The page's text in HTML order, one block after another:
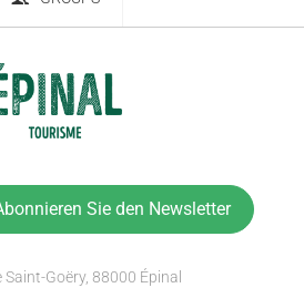
Sie den Newsletter
Saint-Goëry, 88000 Épinal